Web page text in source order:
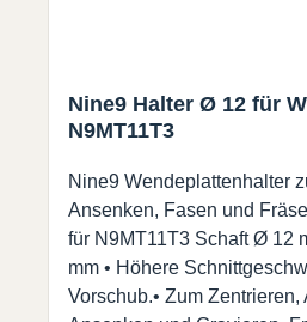
Nine9 Halter Ø 12 für
N9MT11T3
Nine9 Wendeplattenhalter
Ansenken, Fasen und
für N9MT11T3 Schaft Ø 12
mm • Höhere
Vorschub.• Zum Zentrieren,